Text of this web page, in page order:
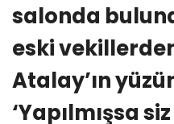
salonda
eski
Atalay’ın
‘Yapılmışsa